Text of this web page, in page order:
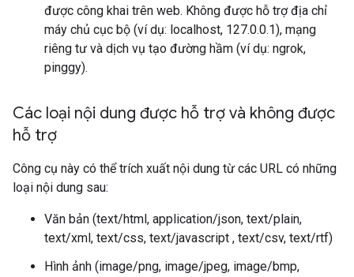
được công khai trên web. Không được hỗ trợ địa chỉ
máy chủ cục bộ (ví dụ: localhost, 127.0.0.1), mạng
riêng tư và dịch vụ tạo đường hầm (ví dụ: ngrok,
pinggy).
Các loại nội dung được hỗ trợ và không được
hỗ trợ
Công cụ này có thể trích xuất nội dung từ các URL có những
loại nội dung sau:
Văn bản (text/html, application/json, text/plain,
text/xml, text/css, text/javascript , text/csv, text/rtf)
Hình ảnh (image/png, image/jpeg, image/bmp,